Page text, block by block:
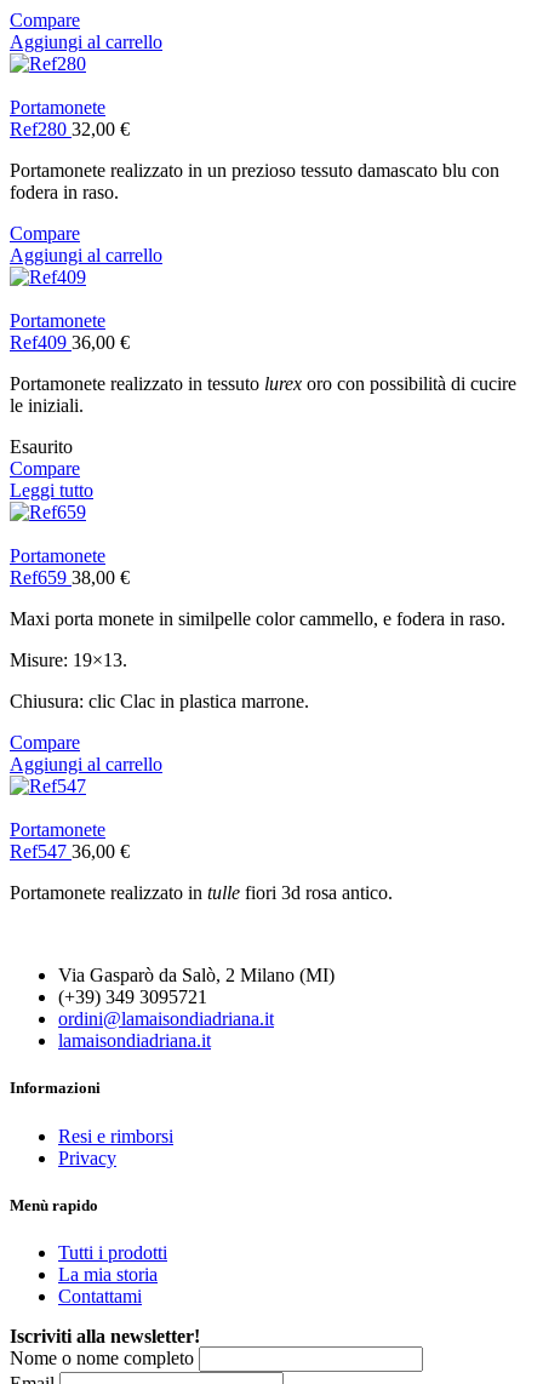
Compare
Aggiungi al carrello
Portamonete
Ref280 32,00 €
Portamonete realizzato in un prezioso tessuto damascato blu con
fodera in raso.
Compare
Aggiungi al carrello
Portamonete
Ref409 36,00 €
Portamonete realizzato in tessuto lurex oro con possibilità di cucire
le iniziali.
Esaurito
Compare
Leggi tutto
Portamonete
Ref659 38,00 €
Maxi porta monete in similpelle color cammello, e fodera in raso.
Misure: 19×13.
Chiusura: clic Clac in plastica marrone.
Compare
Aggiungi al carrello
Portamonete
Ref547 36,00 €
Portamonete realizzato in tulle fiori 3d rosa antico.
Via Gasparò da Salò, 2 Milano (MI)
(+39) 349 3095721
ordini@lamaisondiadriana.it
lamaisondiadriana.it
Informazioni
Resi e rimborsi
Privacy
Menù rapido
Tutti i prodotti
La mia storia
Contattami
Iscriviti alla newsletter!
Nome o nome completo